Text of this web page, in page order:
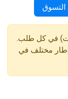
التسوق
إطار مختلف في